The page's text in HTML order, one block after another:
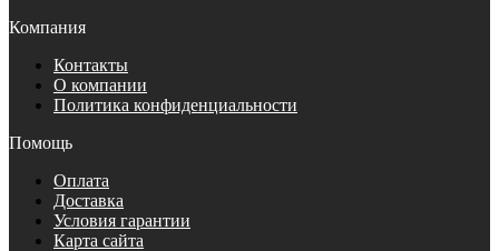
Компания
Контакты
О компании
Политика конфиденциальности
Помощь
Оплата
Доставка
Условия гарантии
Карта сайта